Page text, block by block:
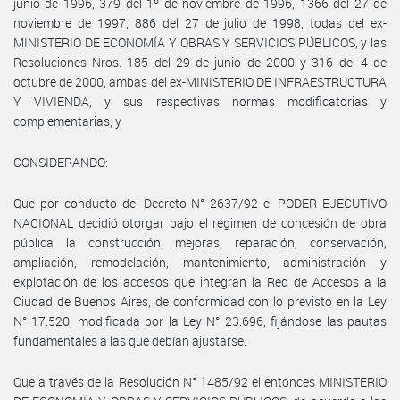
noviembre de 1997, 886 del 27 de julio de 1998, todas del ex-
MINISTERIO DE ECONOMÍA Y OBRAS Y SERVICIOS PÚBLICOS, y las
Resoluciones Nros. 185 del 29 de junio de 2000 y 316 del 4 de
octubre de 2000, ambas del ex-MINISTERIO DE INFRAESTRUCTURA
Y VIVIENDA, y sus respectivas normas modificatorias y
complementarias, y
CONSIDERANDO:
Que por conducto del Decreto N° 2637/92 el PODER EJECUTIVO
NACIONAL decidió otorgar bajo el régimen de concesión de obra
pública la construcción, mejoras, reparación, conservación,
ampliación, remodelación, mantenimiento, administración y
explotación de los accesos que integran la Red de Accesos a la
Ciudad de Buenos Aires, de conformidad con lo previsto en la Ley
N° 17.520, modificada por la Ley N° 23.696, fijándose las pautas
fundamentales a las que debían ajustarse.
Que a través de la Resolución N° 1485/92 el entonces MINISTERIO